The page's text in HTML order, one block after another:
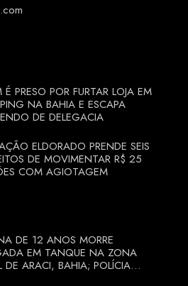
É PRESO POR FURTAR LOJA EM
NA BAHIA E ESCAPA
DE DELEGACIA
ELDORADO PRENDE SEIS
DE MOVIMENTAR R$ 25
COM AGIOTAGEM
DE 12 ANOS MORRE
EM TANQUE NA ZONA
DE ARACI, BAHIA; POLÍCIA